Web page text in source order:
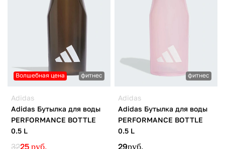
Волшебная цена фитнес
Adidas
Adidas Бутылка для воды
PERFORMANCE BOTTLE
0.5 L
3225 руб.
фитнес
Adidas
Adidas Бутылка для воды
PERFORMANCE BOTTLE
0.5 L
29руб.